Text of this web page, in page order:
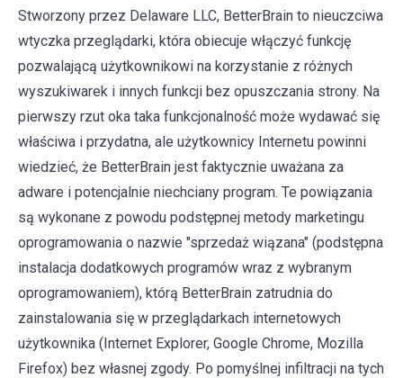
Stworzony przez Delaware LLC, BetterBrain to nieuczciwa
wtyczka przeglądarki, która obiecuje włączyć funkcję
pozwalającą użytkownikowi na korzystanie z różnych
wyszukiwarek i innych funkcji bez opuszczania strony. Na
pierwszy rzut oka taka funkcjonalność może wydawać się
właściwa i przydatna, ale użytkownicy Internetu powinni
wiedzieć, że BetterBrain jest faktycznie uważana za
adware i potencjalnie niechciany program. Te powiązania
są wykonane z powodu podstępnej metody marketingu
oprogramowania o nazwie "sprzedaż wiązana" (podstępna
instalacja dodatkowych programów wraz z wybranym
oprogramowaniem), którą BetterBrain zatrudnia do
zainstalowania się w przeglądarkach internetowych
użytkownika (Internet Explorer, Google Chrome, Mozilla
Firefox) bez własnej zgody. Po pomyślnej infiltracji na tych